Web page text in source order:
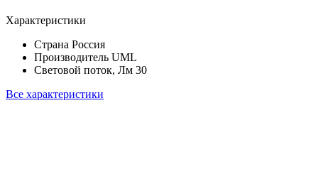
Характеристики
Страна Россия
Производитель UML
Световой поток, Лм 30
Все характеристики